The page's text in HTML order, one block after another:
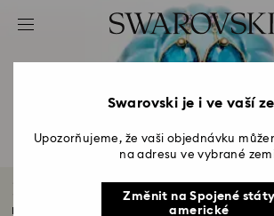
Seznam přístupových kódů
4 – Výsledky vyhledávání
Křišťálové náušnice
Naše křišťálové náušnice, odvážné, atraktivní a
Swarovski je i ve vaší
Upozorňujeme, že vaši objednávku
na adresu ve vybrané
Změnit na Spojené státy
americké